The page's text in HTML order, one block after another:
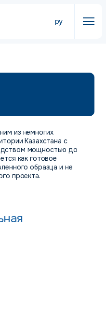
ру
из немногих
Казахстана с
мощностью до
как готовое
образца и не
проекта.